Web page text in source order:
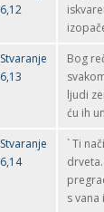
6,12
Stvaranje
6,13
Bog
ljudi
ću ih
Stvaranje
6,14
` Ti
s vana